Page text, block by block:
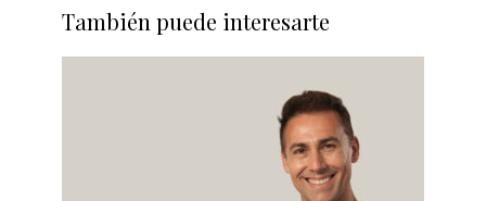
También puede interesarte